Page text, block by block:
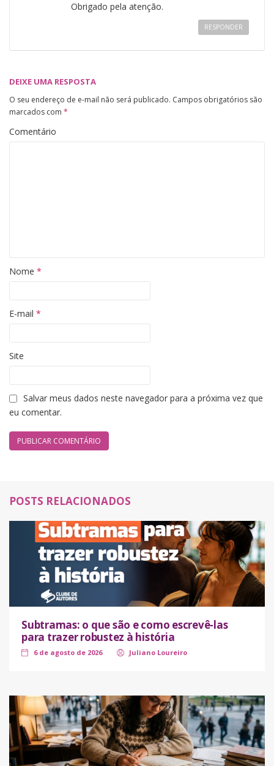
Obrigado pela atenção.
RESPONDER
DEIXE UMA RESPOSTA
O seu endereço de e-mail não será publicado. Campos obrigatórios são
marcados com *
Comentário
Nome *
E-mail *
Site
Salvar meus dados neste navegador para a próxima vez que
eu comentar.
POSTS RELACIONADOS
Subtramas: o que são e como escrevê-las
para trazer robustez à história
6 de agosto de 2026 Juliano Loureiro